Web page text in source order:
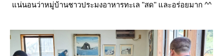
น่นอนว่าหมู่บ้านชาวประมงอาหารทะเล "สด" และอร่อยมาก ^^